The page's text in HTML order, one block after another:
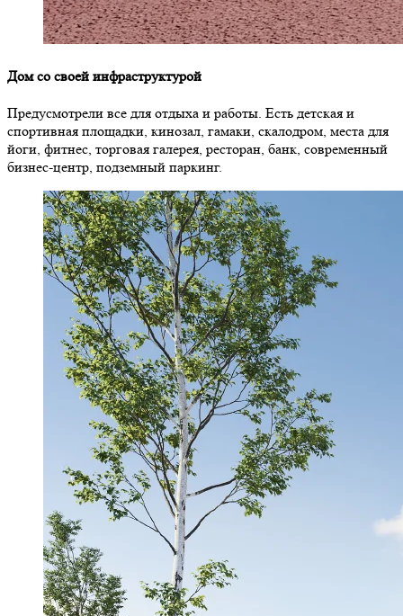
Дом со своей инфраструктурой
Предусмотрели все для отдыха и работы. Есть детская и
спортивная площадки, кинозал, гамаки, скалодром, места для
йоги, фитнес, торговая галерея, ресторан, банк, современный
бизнес-центр, подземный паркинг.